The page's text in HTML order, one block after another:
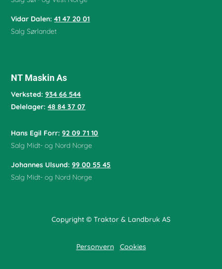
Vidar Dalen: 41 47 20 01
Salg Sørlandet
NT Maskin As
Verksted:934 66 544
Delelager:48 84 37 07
Hans Egil Forr:92 09 71 10
Salg Midt- og Nord Norge
Johannes Ulsund:99 00 55 45
Salg Midt- og Nord Norge
Copyright © Traktor & Landbruk AS
Personvern Cookies